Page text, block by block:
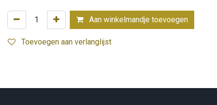
Aan winkelmandje toevoegen
Toevoegen aan verlanglijst